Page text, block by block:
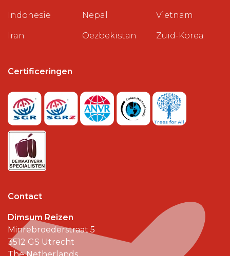
Indonesië
Iran
Nepal
Oezbekistan
Vietnam
Zuid-Korea
Certificeringen
Contact
Dimsum Reizen
Minrebroederstraat 5
3512 GS Utrecht